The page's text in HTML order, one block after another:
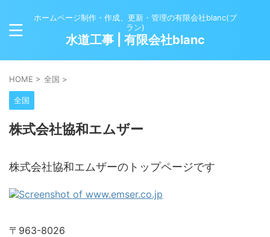
ホームページ制作・作成、更新・管理の有限会社blanc(ブ
ラン)
水道工事 | 有限会社blanc
HOME > 全国 >
全国
株式会社協和エムザー
株式会社協和エムザーのトップページです
〒963-8026